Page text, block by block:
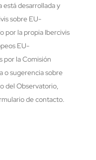
está desarrollada y
sobre EU-
por la propia Ibercivis
EU-
por la Comisión
o sugerencia sobre
del Observatorio,
de contacto.